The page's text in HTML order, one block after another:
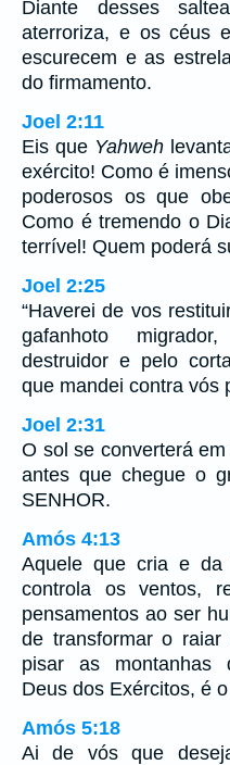
Diante desses
aterroriza, e os céus
escurecem e as
do firmamento.
Joel 2:11
Eis que Yahweh
exército! Como é
poderosos os que
Como é tremendo o
terrível! Quem poderá
Joel 2:25
“Haverei de vos
gafanhoto
destruidor e pelo
que mandei contra vós
Joel 2:31
O sol se converterá
antes que chegue o
SENHOR.
Amós 4:13
Aquele que cria e
controla os ventos,
pensamentos ao ser
de transformar o
pisar as montanhas
Deus dos Exércitos, é
Amós 5:18
Ai de vós que